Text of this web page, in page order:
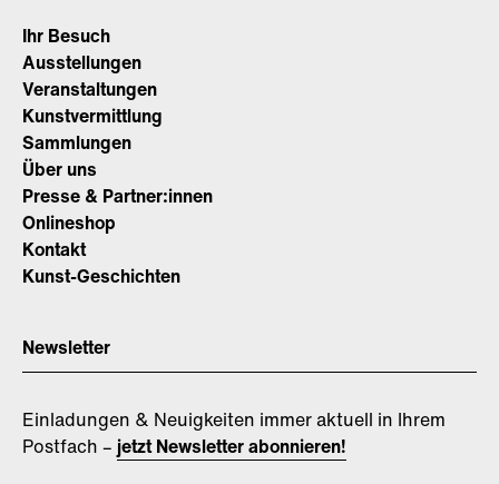
Ihr Besuch
Ausstellungen
Veranstaltungen
Kunstvermittlung
Sammlungen
Über uns
Presse & Partner:innen
Onlineshop
Kontakt
Kunst-Geschichten
Newsletter
Einladungen & Neuigkeiten immer aktuell in Ihrem
Postfach – jetzt Newsletter abonnieren!